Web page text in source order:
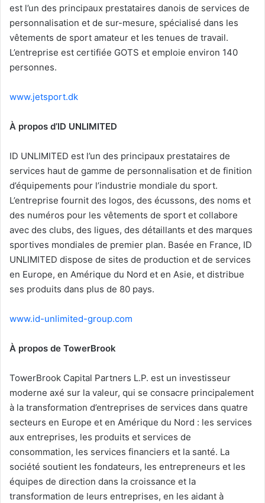
est l’un des principaux prestataires danois de services de
personnalisation et de sur-mesure, spécialisé dans les
vêtements de sport amateur et les tenues de travail.
L’entreprise est certifiée GOTS et emploie environ 140
personnes.
www.jetsport.dk
À propos d’ID UNLIMITED
ID UNLIMITED est l’un des principaux prestataires de
services haut de gamme de personnalisation et de finition
d’équipements pour l’industrie mondiale du sport.
L’entreprise fournit des logos, des écussons, des noms et
des numéros pour les vêtements de sport et collabore
avec des clubs, des ligues, des détaillants et des marques
sportives mondiales de premier plan. Basée en France, ID
UNLIMITED dispose de sites de production et de services
en Europe, en Amérique du Nord et en Asie, et distribue
ses produits dans plus de 80 pays.
www.id-unlimited-group.com
À propos de TowerBrook
TowerBrook Capital Partners L.P. est un investisseur
moderne axé sur la valeur, qui se consacre principalement
à la transformation d’entreprises de services dans quatre
secteurs en Europe et en Amérique du Nord : les services
aux entreprises, les produits et services de
consommation, les services financiers et la santé. La
société soutient les fondateurs, les entrepreneurs et les
équipes de direction dans la croissance et la
transformation de leurs entreprises, en les aidant à